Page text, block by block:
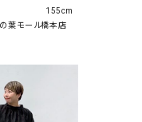
un cinq（アンサンク）
葉モール橋本店
155cm